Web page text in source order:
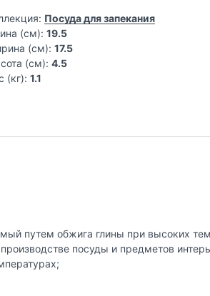
Посуда для запекания
(см): 19.5
(см): 17.5
(см): 4.5
(кг): 1.1
путем обжига глины при высоких
посуды и предметов